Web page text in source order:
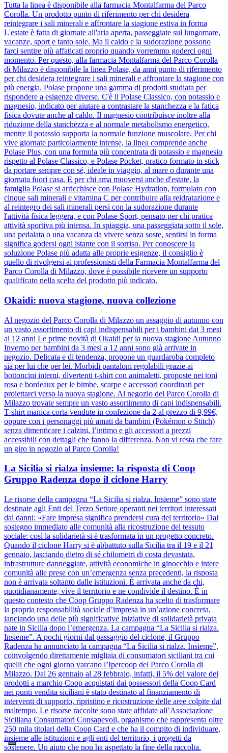
Tutta la linea è disponibile alla farmacia Montalfarma del Parco
Corolla. Un prodotto punto di riferimento per chi desidera
reintegrare i sali minerali e affrontare la stagione estiva in forma
L'estate è fatta di giornate all'aria aperta, passeggiate sul lungomare,
vacanze, sport e tanto sole. Ma il caldo e la sudorazione possono
farci sentire più affaticati proprio quando vorremmo goderci ogni
momento. Per questo, alla farmacia Montalfarma del Parco Corolla
di Milazzo è disponibile la linea Polase, da anni punto di riferimento
per chi desidera reintegrare i sali minerali e affrontare la stagione con
più energia. Polase propone una gamma di prodotti studiata per
rispondere a esigenze diverse. C'è il Polase Classico, con potassio e
magnesio, indicato per aiutare a contrastare la stanchezza e la fatica
fisica dovute anche al caldo. Il magnesio contribuisce inoltre alla
riduzione della stanchezza e al normale metabolismo energetico,
mentre il potassio supporta la normale funzione muscolare. Per chi
vive giornate particolarmente intense, la linea comprende anche
Polase Plus, con una formula più concentrata di potassio e magnesio
rispetto al Polase Classico, e Polase Pocket, pratico formato in stick
da portare sempre con sé, ideale in viaggio, al mare o durante una
giornata fuori casa. E per chi ama muoversi anche d'estate, la
famiglia Polase si arricchisce con Polase Hydration, formulato con
cinque sali minerali e vitamina C per contribuire alla reidratazione e
al reintegro dei sali minerali persi con la sudorazione durante
l'attività fisica leggera, e con Polase Sport, pensato per chi pratica
attività sportiva più intensa. In spiaggia, una passeggiata sotto il sole,
una pedalata o una vacanza da vivere senza soste, sentirsi in forma
significa godersi ogni istante con il sorriso. Per conoscere la
soluzione Polase più adatta alle proprie esigenze, il consiglio è
quello di rivolgersi ai professionisti della Farmacia Montalfarma del
Parco Corolla di Milazzo, dove è possibile ricevere un supporto
qualificato nella scelta del prodotto più indicato.
Okaidi: nuova stagione, nuova collezione
Al negozio del Parco Corolla di Milazzo un assaggio di autunno con
un vasto assortimento di capi indispensabili per i bambini dai 3 mesi
ai 12 anni Le prime novità di Okaidi per la nuova stagione Autunno
Inverno per bambini da 3 mesi a 12 anni sono già arrivate in
negozio. Delicata e di tendenza, propone un guardaroba completo
sia per lui che per lei. Morbidi pantaloni regolabili grazie ai
bottoncini interni, divertenti t-shirt con animaletti, proposte nei toni
rosa e bordeaux per le bimbe, scarpe e accessori coordinati per
proiettarci verso la nuova stagione. Al negozio del Parco Corolla di
Milazzo trovate sempre un vasto assortimento di capi indispensabili.
T-shirt manica corta vendute in confezione da 2 al prezzo di 9,99€,
oppure con i personaggi più amati da bambini (Pokémon o Stitch)
senza dimenticare i calzini, l’intimo e gli accessori a prezzi
accessibili con dettagli che fanno la differenza. Non vi resta che fare
un giro in negozio al Parco Corolla!
La Sicilia si rialza insieme: la risposta di Coop
Gruppo Radenza dopo il ciclone Harry
Le risorse della campagna “La Sicilia si rialza. Insieme” sono state
destinate agli Enti del Terzo Settore operanti nei territori interessati
dai danni: «Fare impresa significa prendersi cura del territorio» Dal
sostegno immediato alle comunità alla ricostruzione del tessuto
sociale: così la solidarietà si è trasformata in un progetto concreto.
Quando il ciclone Harry si è abbattuto sulla Sicilia tra il 19 e il 21
gennaio, lasciando dietro di sé chilometri di costa devastata,
infrastrutture danneggiate, attività economiche in ginocchio e intere
comunità alle prese con un’emergenza senza precedenti, la risposta
non è arrivata soltanto dalle istituzioni. È arrivata anche da chi,
quotidianamente, vive il territorio e ne condivide il destino. È in
questo contesto che Coop Gruppo Radenza ha scelto di trasformare
la propria responsabilità sociale d’impresa in un’azione concreta,
lanciando una delle più significative iniziative di solidarietà privata
nate in Sicilia dopo l’emergenza. La campagna “La Sicilia si rialza.
Insieme”. A pochi giorni dal passaggio del ciclone, il Gruppo
Radenza ha annunciato la campagna “La Sicilia si rialza. Insieme”,
coinvolgendo direttamente migliaia di consumatori siciliani tra cui
quelli che ogni giorno varcano l’Ipercoop del Parco Corolla di
Milazzo. Dal 26 gennaio al 28 febbraio, infatti, il 5% del valore dei
prodotti a marchio Coop acquistati dai possessori della Coop Card
nei punti vendita siciliani è stato destinato al finanziamento di
interventi di supporto, ripristino e ricostruzione delle aree colpite dal
maltempo. Le risorse raccolte sono state affidate all’Associazione
Siciliana Consumatori Consapevoli, organismo che rappresenta oltre
250 mila titolari della Coop Card e che ha il compito di individuare,
insieme alle istituzioni e agli enti del territorio, i progetti da
sostenere. Un aiuto che non ha aspettato la fine della raccolta.